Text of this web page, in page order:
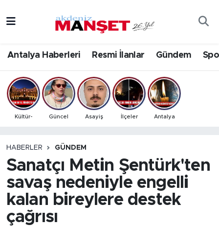
Antalya Haberleri Resmi İlanlar Gündem
Kültür- Güncel Asayiş İlçeler Antalya
HABERLER GÜNDEM
Sanatçı Metin Şentürk'ten
savaş nedeniyle engelli
kalan bireylere destek
çağrısı
Bilim & Teknoloji
Eğitim
Ekonomi
Gündem
İlçeler
Kültür- Sanat
Antalya Hava Durumu
Antalya Namaz Vakitleri
Antalya Trafik Yoğunluk Haritası
Tüm Manşetler
Son Dakika Haberleri
Haber Arşivi